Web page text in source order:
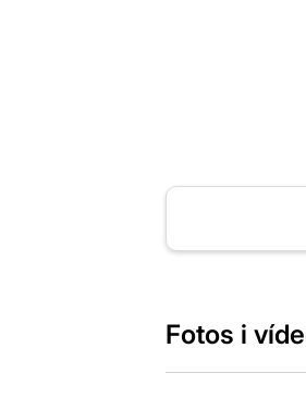
Fotos i